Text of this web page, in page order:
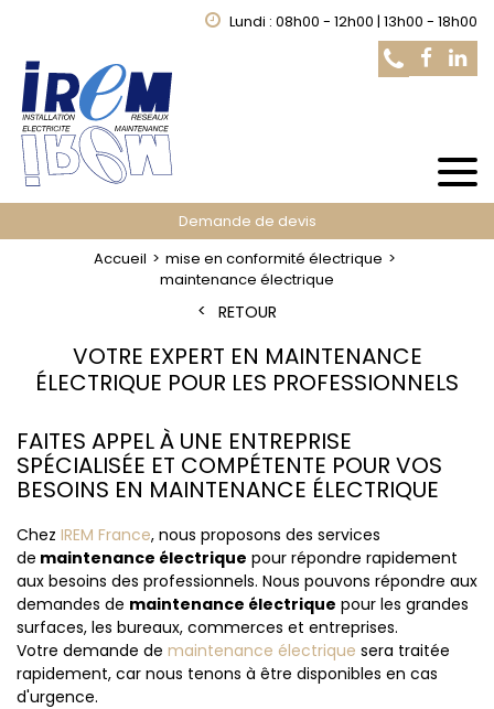
Lundi : 08h00 - 12h00 | 13h00 - 18h00
Demande de devis
Accueil
mise en conformité électrique
maintenance électrique
RETOUR
VOTRE EXPERT EN MAINTENANCE
ÉLECTRIQUE POUR LES PROFESSIONNELS
FAITES APPEL À UNE ENTREPRISE
SPÉCIALISÉE ET COMPÉTENTE POUR VOS
BESOINS EN MAINTENANCE ÉLECTRIQUE
Chez IREM France, nous proposons des services
de maintenance électrique pour répondre rapidement
aux besoins des professionnels. Nous pouvons répondre aux
demandes de maintenance électrique pour les grandes
surfaces, les bureaux, commerces et entreprises.
Votre demande de maintenance électrique sera traitée
rapidement, car nous tenons à être disponibles en cas
d'urgence.